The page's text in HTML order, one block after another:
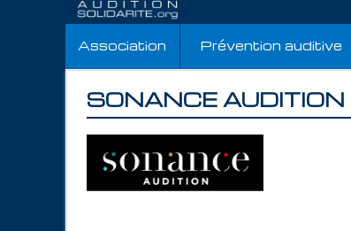
Association Prévention auditive
SONANCE AUDITION